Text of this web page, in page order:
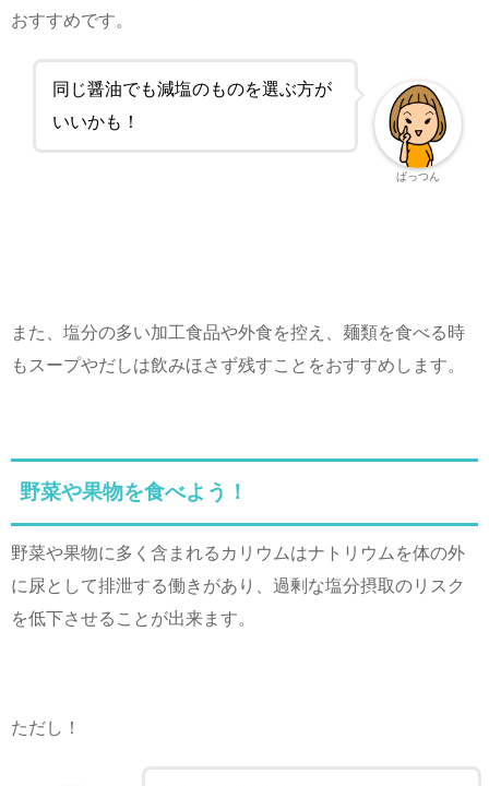
おすすめです。
同じ醤油でも減塩のものを選ぶ方が
いいかも！
ぱっつん
また、塩分の多い加工食品や外食を控え、麺類を食べる時
もスープやだしは飲みほさず残すことをおすすめします。
野菜や果物を食べよう！
野菜や果物に多く含まれるカリウムはナトリウムを体の外
に尿として排泄する働きがあり、過剰な塩分摂取のリスク
を低下させることが出来ます。
ただし！